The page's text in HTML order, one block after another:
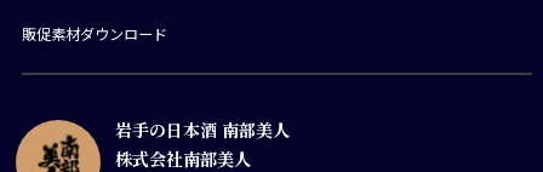
岩手の日本酒 南部美人
株式会社南部美人
販促素材ダウンロード